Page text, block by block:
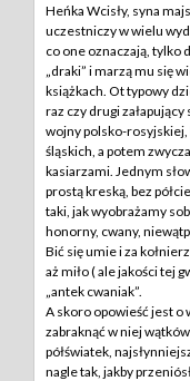
Heńka Wcisły, syna
uczestniczy w wielu
co one oznaczają, tylko
„draki” i marzą mu się
książkach. Ot typowy
raz czy drugi
wojny polsko-rosyjskiej,
śląskich, a potem
kasiarzami. Jednym
prostą kreską, bez
taki, jak wyobrażamy
honorny, cwany,
Bić się umie i za
aż miło ( ale jakości tej
„antek cwaniak”.
A skoro opowieść jest o
zabraknąć w niej
półświatek,
nagle tak, jakby